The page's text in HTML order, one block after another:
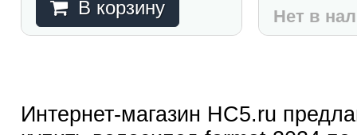
В корзину Нет в
Интернет-магазин HC5.ru